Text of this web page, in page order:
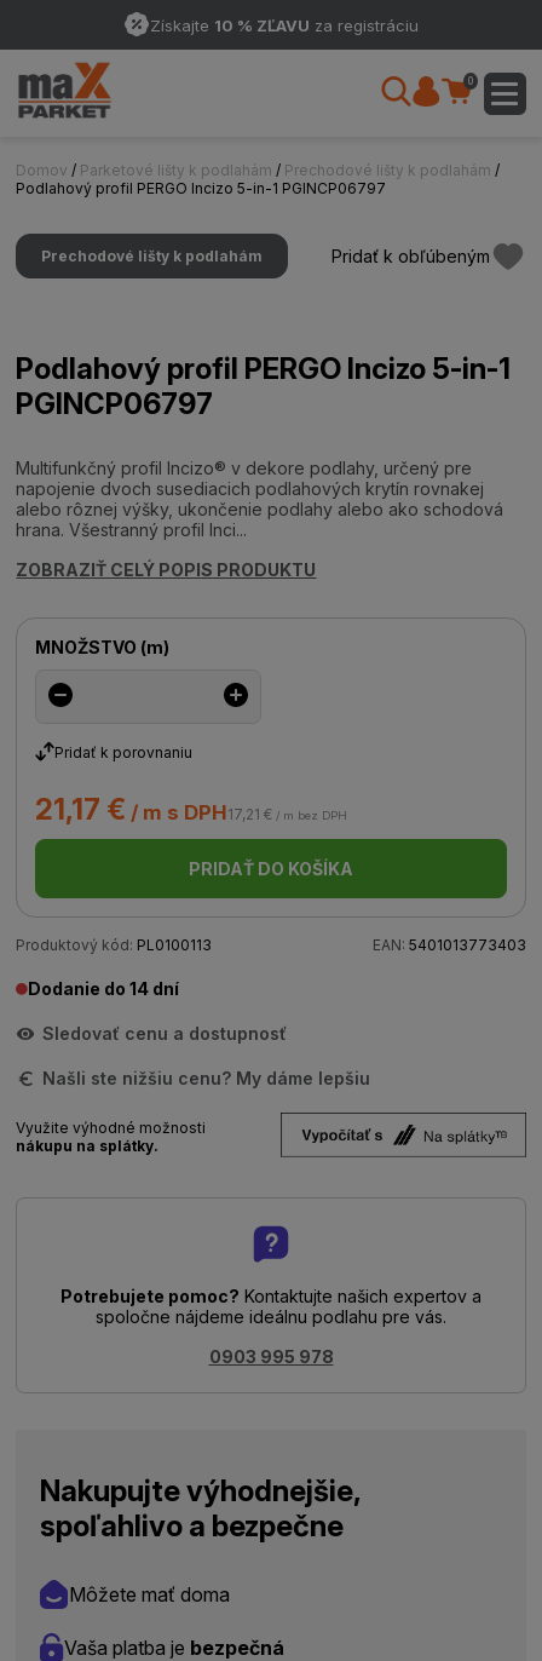
Získajte 10 % ZĽAVU za registráciu
0
Domov / Parketové lišty k podlahám / Prechodové lišty k podlahám /
Podlahový profil PERGO Incizo 5-in-1 PGINCP06797
Prechodové lišty k podlahám Pridať k obľúbeným
Podlahový profil PERGO Incizo 5-in-1
PGINCP06797
Multifunkčný profil Incizo® v dekore podlahy, určený pre
napojenie dvoch susediacich podlahových krytín rovnakej
alebo rôznej výšky, ukončenie podlahy alebo ako schodová
hrana. Všestranný profil Inci...
ZOBRAZIŤ CELÝ POPIS PRODUKTU
MNOŽSTVO (m)
Pridať k porovnaniu
21,17 € / m s DPH17,21 € / m bez DPH
PRIDAŤ DO KOŠÍKA
Produktový kód: PL0100113 EAN: 5401013773403
Dodanie do 14 dní
Sledovať cenu a dostupnosť
Našli ste nižšiu cenu? My dáme lepšiu
Využite výhodné možnosti
nákupu na splátky.
Potrebujete pomoc? Kontaktujte našich expertov a
spoločne nájdeme ideálnu podlahu pre vás.
0903 995 978
Nakupujte výhodnejšie,
spoľahlivo a bezpečne
Môžete mať doma
Vaša platba je bezpečná